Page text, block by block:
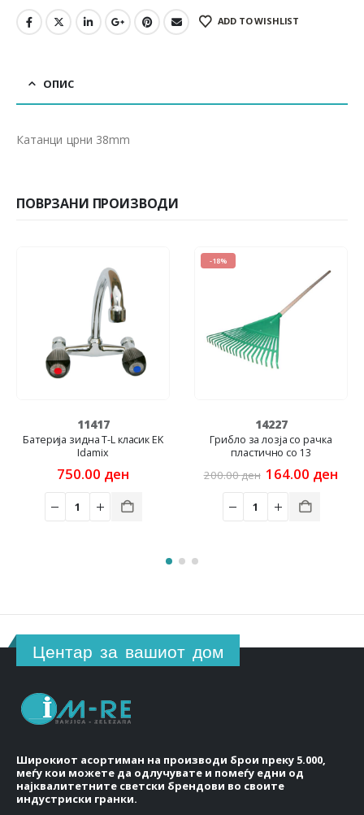
ADD TO WISHLIST
ОПИС
Катанци црни 38mm
ПОВРЗАНИ ПРОИЗВОДИ
11417
Батерија зидна T-L класик EK
Idamix
750.00 ден
-18%
14227
Грибло за лозја со рачка
пластично со 13
200.00ден Original
was:
200.00 ден.
164.00 ден
Центар за вашиот дом
Широкиот асортиман на производи брои преку 5.000,
меѓу кои можете да одлучувате и помеѓу едни од
најквалитетните светски брендови во своите
индустриски гранки.